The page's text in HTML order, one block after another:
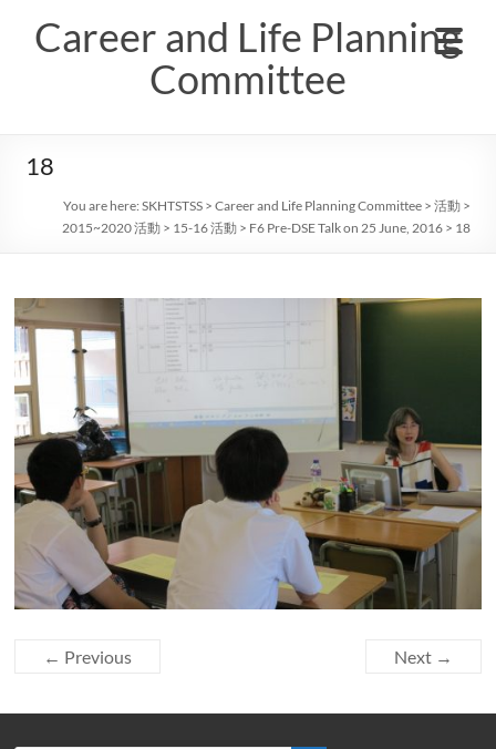
contentCareer and Life Planning
Committee
18
You are here:SKHTSTSS >Career and Life Planning Committee >活動 >
2015~2020 活動 > 15-16 活動 > F6 Pre-DSE Talk on 25 June, 2016 > 18
← Previous Next →